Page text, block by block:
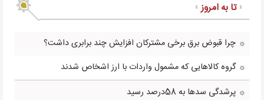
تا به امروز
چرا قبوض برق برخی مشترکان افزایش چند برابری داشت؟
گروه کالاهایی که مشمول واردات با ارز اشخاص شدند
پرشدگی سدها به 58درصد رسید